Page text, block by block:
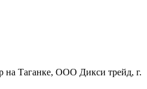
на Таганке, ООО Дикси трейд, г.